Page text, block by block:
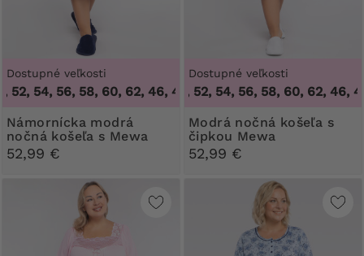
Dostupné veľkosti
52, 54, 56, 58, 60, 62,46, 48, 50, 52, 54, 56, 58, 60, 62
Námornícka modrá
nočná košeľa s Mewa
52,99 €
Dostupné veľkosti
46, 48, 50, 52, 54, 56, 58, 60, 62,46,
Modrá nočná košeľa s
čipkou Mewa
52,99 €